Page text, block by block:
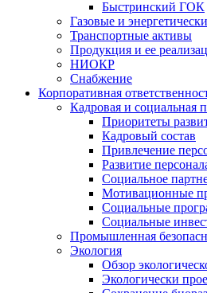
Быстринский ГОК
Газовые и
Транспортные активы
Продукция и ее
НИОКР
Снабжение
Корпоративная
Кадровая и социальная
Приоритеты
Кадровый состав
Привлечение
Развитие
Социальное
Мотивационные
Социальные
Социальные
Промышленная
Экология
Обзор
Экологически